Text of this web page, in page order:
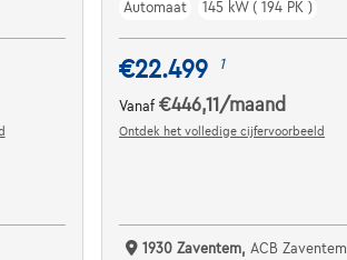
Automaat
145 kW ( 194 PK )
€22.499 1
Vanaf€446,11 /maand
Ontdek het volledige cijfervoorbeeld
1930 Zaventem, ACB Zaventem